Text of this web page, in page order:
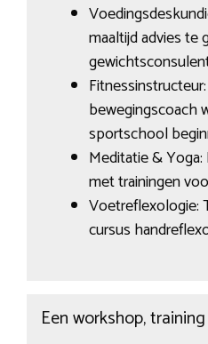
maaltijd advies te
bewegingscoach
sportschool
Meditatie &
met trainingen
Voetreflexologie:
cursus
Een workshop,